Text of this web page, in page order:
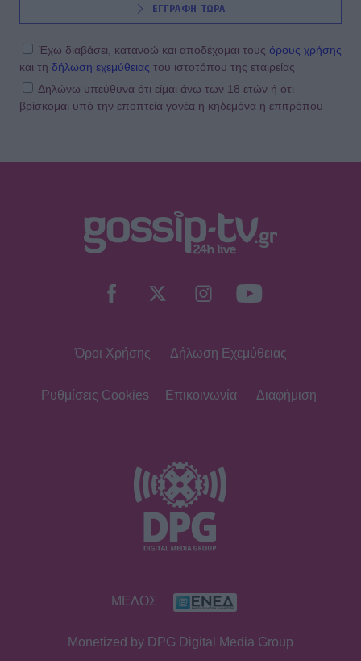
ΕΓΓΡΑΦΗ ΤΩΡΑ
Έχω διαβάσει, κατανοώ και αποδέχομαι τους όρους χρήσης
και τη δήλωση εχεμύθειας του ιστοτόπου της εταιρείας
Δηλώνω υπεύθυνα ότι είμαι άνω των 18 ετών ή ότι
βρίσκομαι υπό την εποπτεία γονέα ή κηδεμόνα ή επιτρόπου
Όροι Χρήσης Δήλωση Εχεμύθειας
Ρυθμίσεις Cookies Επικοινωνία Διαφήμιση
ΜΕΛΟΣ
Monetized by DPG Digital Media Group